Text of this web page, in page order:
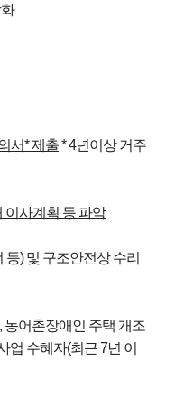
서*제출* 4년이상 거주
이사계획 등 파악
) 및 구조안전상 수리
농어촌장애인 주택 개조
업 수혜자(최근 7년 이